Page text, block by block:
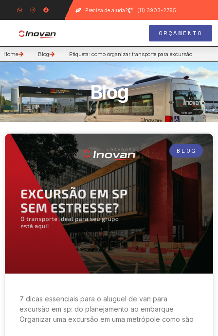
Precisa de ajuda? (11) 3903-2795
ORÇAMENTO
Home Blog Etiqueta: como organizar transporte para excursão
Blog
BLOG
7 dicas essenciais para o aluguel de van para
excursão em sp: do planejamento ao embarque
Organizar uma excursão em uma metrópole como são